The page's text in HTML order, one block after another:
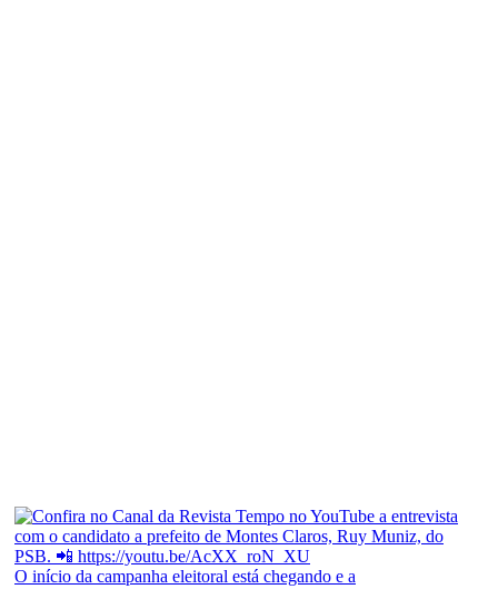
O início da campanha eleitoral está chegando e a